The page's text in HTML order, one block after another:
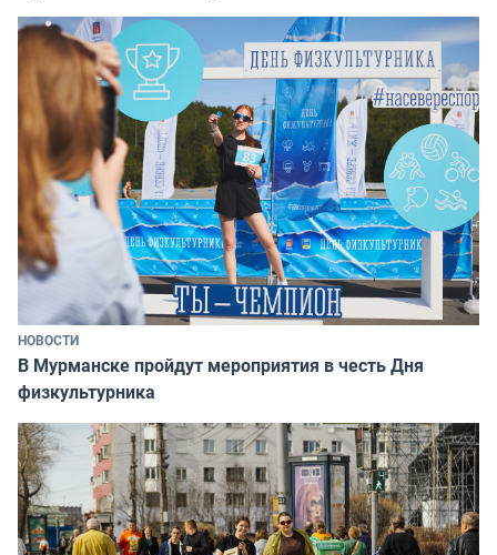
НОВОСТИ
В Мурманске пройдут мероприятия в честь Дня
физкультурника